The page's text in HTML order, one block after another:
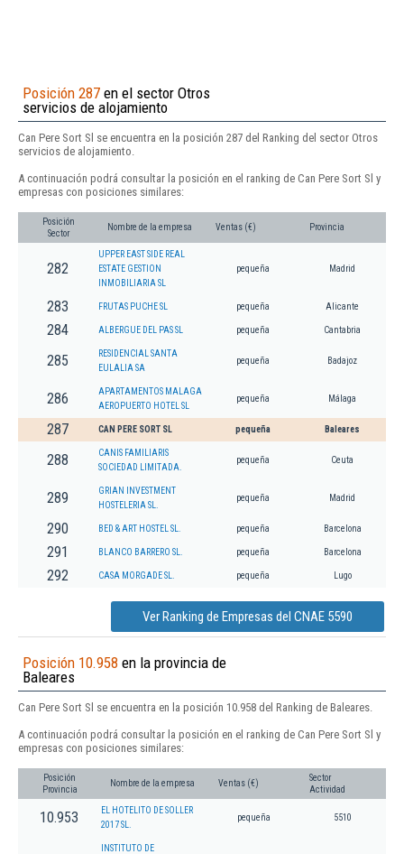
Posición 287 en el sector Otros
servicios de alojamiento
Can Pere Sort Sl se encuentra en la posición 287 del Ranking del sector Otros
servicios de alojamiento.
A continuación podrá consultar la posición en el ranking de Can Pere Sort Sl y
empresas con posiciones similares:
Posición
Sector
Nombre de la empresa Ventas (€) Provincia
282
UPPER EAST SIDE REAL
ESTATE GESTION
INMOBILIARIA SL
pequeña Madrid
283 FRUTAS PUCHE SL pequeña Alicante
284 ALBERGUE DEL PAS SL pequeña Cantabria
285
RESIDENCIAL SANTA
EULALIA SA
pequeña Badajoz
286
APARTAMENTOS MALAGA
AEROPUERTO HOTEL SL
pequeña Málaga
287 CAN PERE SORT SL pequeña Baleares
288
CANIS FAMILIARIS
SOCIEDAD LIMITADA.
pequeña Ceuta
289
GRIAN INVESTMENT
HOSTELERIA SL.
pequeña Madrid
290 BED & ART HOSTEL SL. pequeña Barcelona
291 BLANCO BARRERO SL. pequeña Barcelona
292 CASA MORGADE SL. pequeña Lugo
Ver Ranking de Empresas del CNAE 5590
Posición 10.958 en la provincia de
Baleares
Can Pere Sort Sl se encuentra en la posición 10.958 del Ranking de Baleares.
A continuación podrá consultar la posición en el ranking de Can Pere Sort Sl y
empresas con posiciones similares:
Posición
Provincia
Nombre de la empresa Ventas (€)
Sector
Actividad
10.953
EL HOTELITO DE SOLLER
2017 SL.
pequeña 5510
INSTITUTO DE